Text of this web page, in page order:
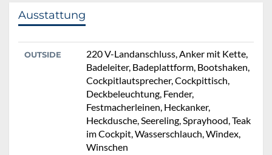
Ausstattung
OUTSIDE
220 V-Landanschluss, Anker mit Kette,
Badeleiter, Badeplattform, Bootshaken,
Cockpitlautsprecher, Cockpittisch,
Deckbeleuchtung, Fender,
Festmacherleinen, Heckanker,
Heckdusche, Seereling, Sprayhood, Teak
im Cockpit, Wasserschlauch, Windex,
Winschen